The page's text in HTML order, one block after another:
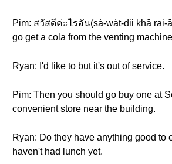
Pim: สวัสดีค่ะไรอัน(sà-wàt-dii khâ rai-
go get a cola from the venting
Ryan: I'd like to but it's out of service.
Pim: Then you should go buy one at
convenient store near the building.
Ryan: Do they have anything good to
haven't had lunch yet.